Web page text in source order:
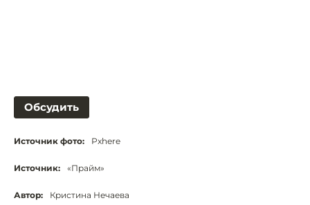
Обсудить
Источник фото: Рxhere
Источник: «Прайм»
Автор: Кристина Нечаева